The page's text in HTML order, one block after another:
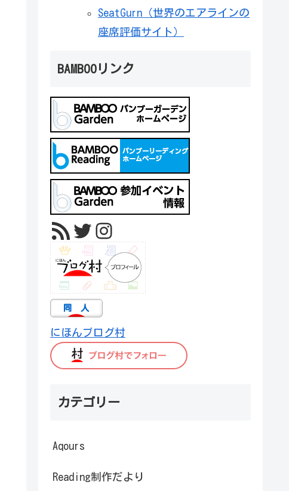
SeatGurn（世界のエアラインの
座席評価サイト）
BAMBOOリンク
RSS フィードTwitter
Instagram
にほんブログ村
カテゴリー
Aqours
Reading制作だより